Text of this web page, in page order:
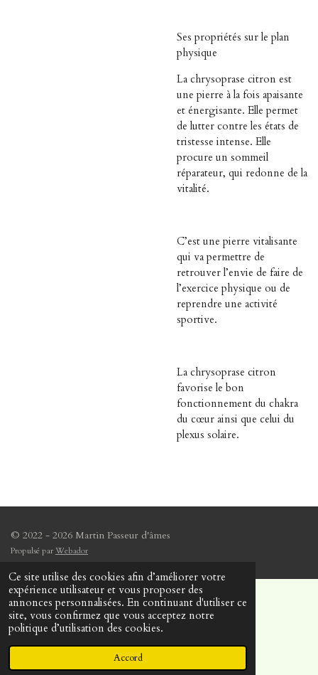
Ce site utilise des cookies afin d’améliorer votre
expérience utilisateur et vous proposer des
annonces personnalisées. En continuant d'utiliser ce
site, vous confirmez que vous acceptez notre
politique d’utilisation des cookies.
Accord
Ses propriétés sur le plan
physique
La chrysoprase citron est
une pierre à la fois apaisante
et énergisante. Elle permet
de lutter contre les états de
tristesse intense. Elle
procure un sommeil
réparateur, qui redonne de la
vitalité.
C’est une pierre vitalisante
qui va permettre de
retrouver l’envie de faire de
l’exercice physique ou de
reprendre une activité
sportive.
La chrysoprase citron
favorise le bon
fonctionnement du chakra
du cœur ainsi que celui du
plexus solaire.
© 2022 - 2026 Martin Passeur d'âmes
Propulsé parWebador